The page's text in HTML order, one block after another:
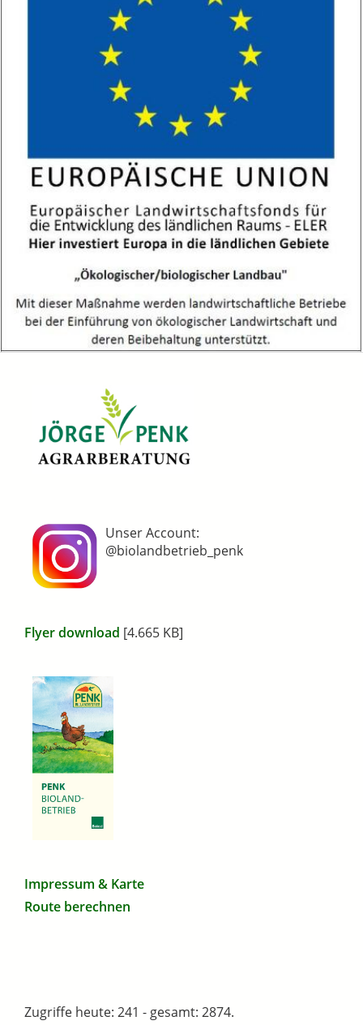
Unser Account:
@biolandbetrieb_penk
Flyer download [4.665 KB]
Impressum & Karte
Route berechnen
Zugriffe heute: 241 - gesamt: 2874.